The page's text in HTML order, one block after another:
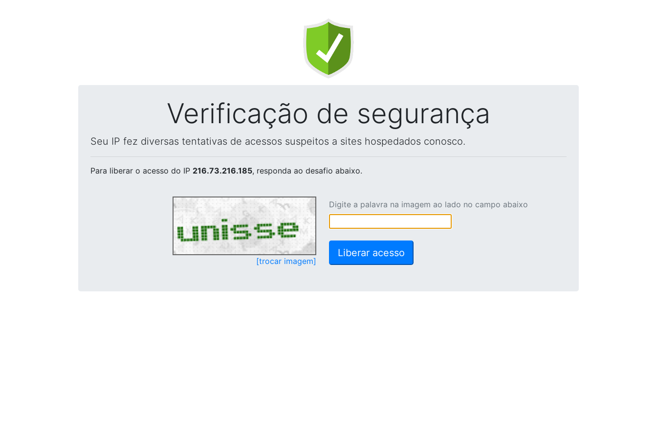
Verificação de segurança
Seu IP fez diversas tentativas de acessos suspeitos a sites hospedados conosco.
Para liberar o acesso do IP 216.73.216.185, responda ao desafio abaixo.
[trocar imagem]
Digite a palavra na imagem ao lado no campo abaixo